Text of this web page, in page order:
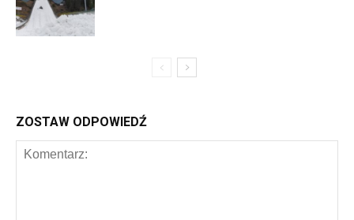
ZOSTAW ODPOWIEDŹ